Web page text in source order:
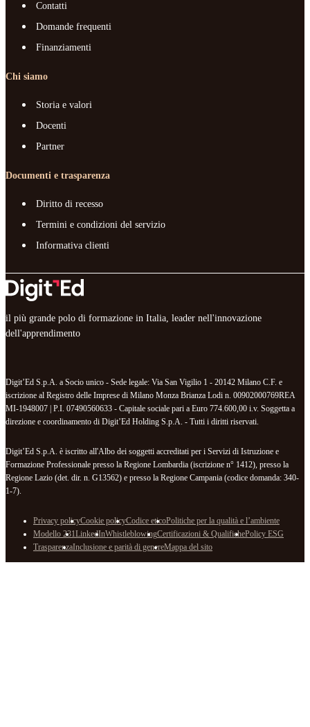
Contatti
Domande frequenti
Finanziamenti
Chi siamo
Storia e valori
Docenti
Partner
Documenti e trasparenza
Diritto di recesso
Termini e condizioni del servizio
Informativa clienti
il più grande polo di formazione in Italia, leader nell'innovazione
dell'apprendimento
Digit’Ed S.p.A. a Socio unico - Sede legale: Via San Vigilio 1 - 20142 Milano C.F. e
iscrizione al Registro delle Imprese di Milano Monza Brianza Lodi n. 00902000769REA
MI-1948007 | P.I. 07490560633 - Capitale sociale pari a Euro 774.600,00 i.v. Soggetta a
direzione e coordinamento di Digit’Ed Holding S.p.A. - Tutti i diritti riservati.
Digit’Ed S.p.A. è iscritto all'Albo dei soggetti accreditati per i Servizi di Istruzione e
Formazione Professionale presso la Regione Lombardia (iscrizione n° 1412), presso la
Regione Lazio (det. dir. n. G13562) e presso la Regione Campania (codice domanda: 340-
1-7).
Privacy policyCookie policyCodice eticoPolitiche per la qualità e l’ambiente
Modello 231LinkedInWhistleblowingCertificazioni & QualifichePolicy ESG
TrasparenzaInclusione e parità di genereMappa del sito